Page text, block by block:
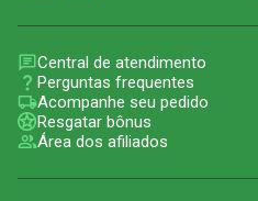
Central de atendimento
Perguntas frequentes
Acompanhe seu pedido
Resgatar bônus
Área dos afiliados